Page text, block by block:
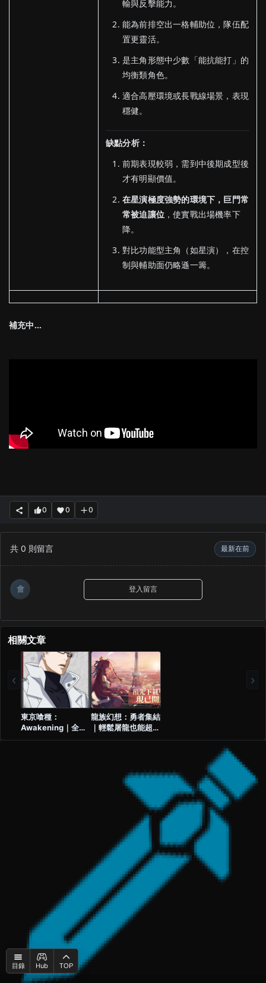
輸與反擊能力。
能為前排空出一格輔助位，隊伍配
置更靈活。
是主角形態中少數「能抗能打」的
均衡類角色。
適合高壓環境或長戰線場景，表現
穩健。
缺點分析：
前期表現較弱，需到中後期成型後
才有明顯價值。
在星演極度強勢的環境下，巨門常
常被迫讓位 ，使實戰出場機率下
降。
對比功能型主角（如星演），在控
制與輔助面仍略遜一籌。
補充中…
0 0 0
共 0 則留言 最新在前
會 登入留言
相關文章
‹
東京喰種：
Awakening｜全角
色分析與強度解析
龍族幻想：勇者集結
｜輕鬆屠龍也能超熱
血！
›
目錄 Hub TOP